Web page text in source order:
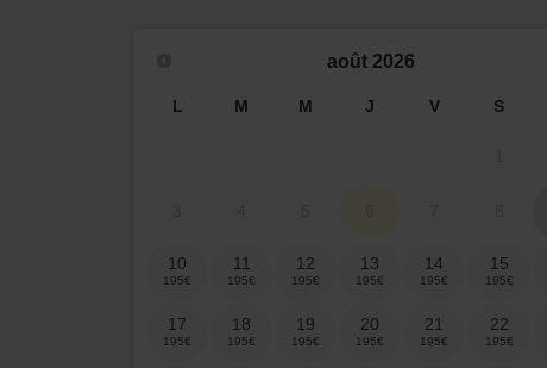
août 2026
L M M J V S
10 11 12 13 14 15
17 18 19 20 21 22